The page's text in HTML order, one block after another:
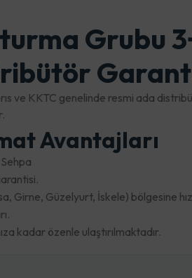
Grubu
ve KKTC genelinde resmi ada
Avantajları
Girne, Güzelyurt, İskele) bölgesine
kadar özenle ulaştırılmaktadır.